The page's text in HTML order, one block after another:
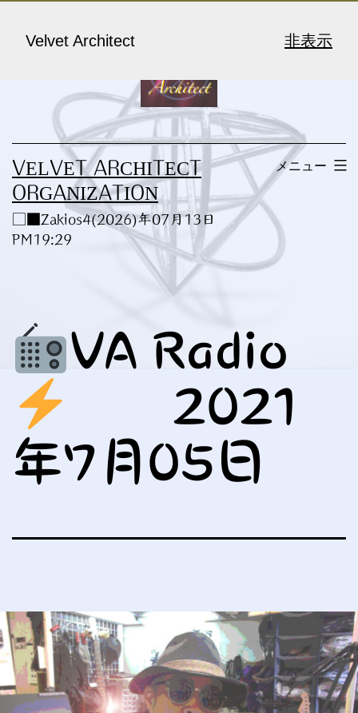
へ
ス
キ
ッ
VELVET ARCHITECT
ORGANIZATION
□■Zakios4(2026)年07月13日
PM19:29
メニュー
VA Radio
2021
年7月05日
Velvet Architect 非表示